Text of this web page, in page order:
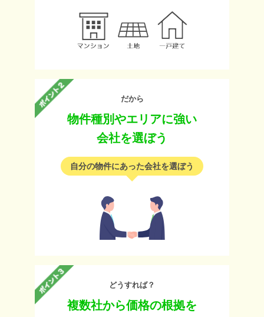
だから
物件種別やエリアに強い
会社を選ぼう
自分の物件にあった会社を選ぼう
どうすれば？
複数社から価格の根拠を